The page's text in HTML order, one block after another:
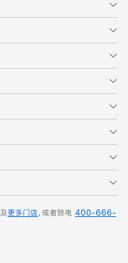
及更多门店，或者致电 400-666-